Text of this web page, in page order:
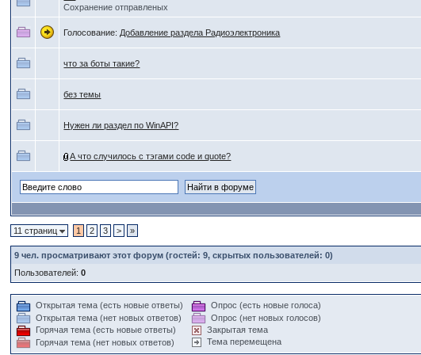
Сохранение отправленых
Голосование: Добавление раздела Радиоэлектроника
что за боты такие?
без темы
Нужен ли раздел по WinAPI?
А что случилось с тэгами code и quote?
11 страниц 1 2 3 > »
9 чел. просматривают этот форум (гостей: 9, скрытых пользователей: 0)
Пользователей:0
Открытая тема (есть новые ответы)
Открытая тема (нет новых ответов)
Горячая тема (есть новые ответы)
Горячая тема (нет новых ответов)
Опрос (есть новые голоса)
Опрос (нет новых голосов)
Закрытая тема
Тема перемещена